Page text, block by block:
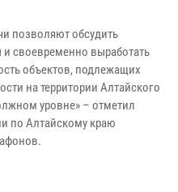
позволяют обсудить
своевременно выработать
объектов, подлежащих
на территории Алтайского
уровне» – отметил
по Алтайскому краю